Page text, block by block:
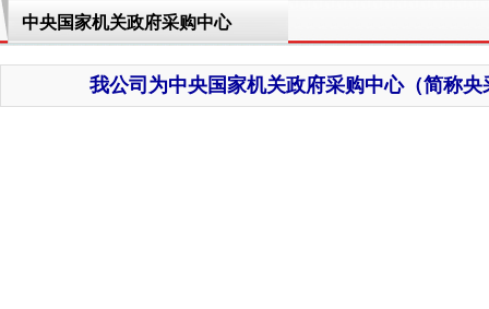
中央国家机关政府采购中心
我公司为中央国家机关政府采购中心（简称